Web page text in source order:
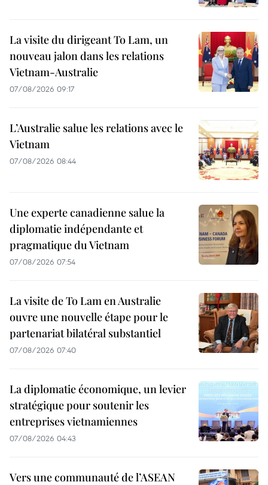
La visite du dirigeant To Lam, un
nouveau jalon dans les relations
Vietnam-Australie
07/08/2026 09:17
L’Australie salue les relations avec le
Vietnam
07/08/2026 08:44
Une experte canadienne salue la
diplomatie indépendante et
pragmatique du Vietnam
07/08/2026 07:54
La visite de To Lam en Australie
ouvre une nouvelle étape pour le
partenariat bilatéral substantiel
07/08/2026 07:40
La diplomatie économique, un levier
stratégique pour soutenir les
entreprises vietnamiennes
07/08/2026 04:43
Vers une communauté de l’ASEAN